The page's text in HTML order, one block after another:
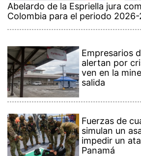
Abelardo de la Espriella jura
Colombia para el periodo
Empresarios
alertan por
ven en la
salida
Fuerzas de
simulan un
impedir un
Panamá